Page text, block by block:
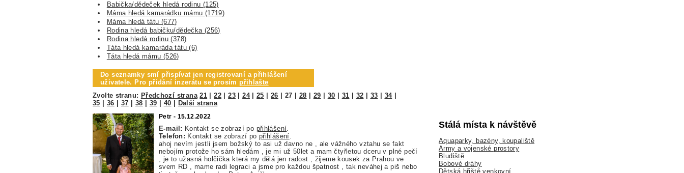
Babička/dědeček hledá rodinu (125)
Máma hledá kamarádku mámu (1719)
Máma hledá tátu (677)
Rodina hledá babičku/dědečka (256)
Rodina hledá rodinu (378)
Táta hledá kamaráda tátu (6)
Táta hledá mámu (526)
Do seznamky smí přispívat jen registrovaní a přihlášení
uživatele. Pro přidání inzerátu se prosímpřihlašte
Zvolte stranu: Předchozí strana 21 |22 |23|24|25 26 27 28 29 30 31 32 33 34|
35
36 37 38 39 40 Další strana
Petr - 15.12.2022
E-mail: Kontakt se zobrazí po přihlášení
Telefon: Kontakt se zobrazí po přihlášení
ahoj nevím jestli jsem božský to asi už davno ne , ale vážného vztahu se fakt
nebojím protože ho sám hledám , je mi už 50let a mam čtyřletou dceru v plné pečí
, je to užasná holčička která my dělá jen radost , žijeme kousek za Prahou ve
svem RD , mame radi legraci a jsme pro každou špatnost , tak neváhej a piš nebo
Stálá místa k návštěvě
Aquaparky, bazény, koupaliště
Army a vojenské prostory
Bludiště
Bobové dráhy
Dětská hřiště venkovní